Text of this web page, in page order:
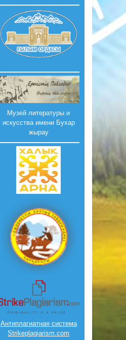
Музей литературы и
искусства имени Бухар
жырау
Антиплагиатная система
Strikeplagiarism.com